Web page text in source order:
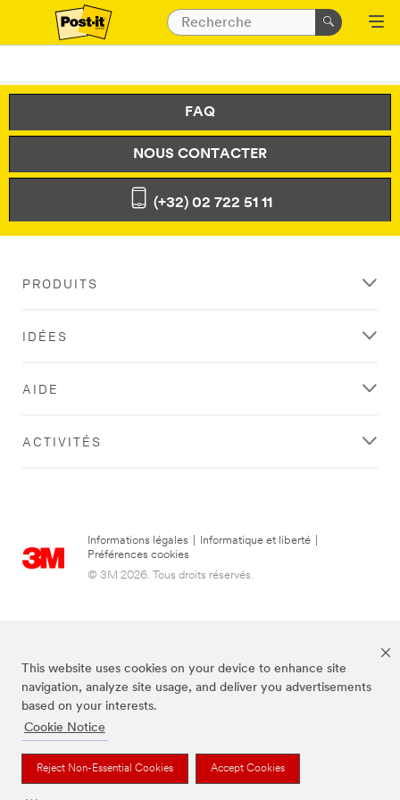
This website uses cookies on your device to enhance site
navigation, analyze site usage, and deliver you advertisements
based on your interests.
Cookie Notice
Reject Non-Essential Cookies Accept Cookies
FAQ
NOUS CONTACTER
(+32) 02 722 51 11
PRODUITS
IDÉES
AIDE
ACTIVITÉS
Informations légales Informatique et liberté
Préférences cookies
© 3M 2026. Tous droits réservés.
de 3M.